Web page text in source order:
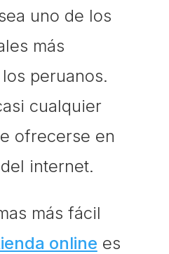
uno de los
más
peruanos.
cualquier
ofrecerse en
internet.
más fácil
online es